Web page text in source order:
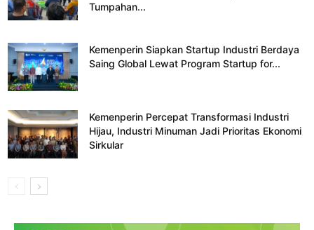
Tumpahan...
Kemenperin Siapkan Startup Industri Berdaya
Saing Global Lewat Program Startup for...
Kemenperin Percepat Transformasi Industri
Hijau, Industri Minuman Jadi Prioritas Ekonomi
Sirkular